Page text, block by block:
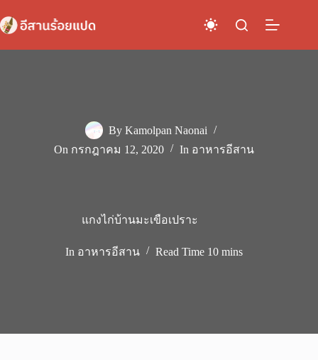
to
content
By Kamolpan Naonai
On กรกฎาคม 12, 2020 In อาหารอีสาน
แกงไก่บ้านมะเขือเปราะ
In อาหารอีสาน Read Time 10 mins